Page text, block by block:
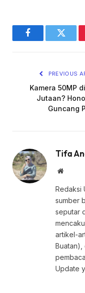
Facebook
PREVIOUS
Kamera 50MP
Jutaan?
Guncang
Tifa
Website
Redaksi
sumber
seputar
artikel-
Buatan),
Update